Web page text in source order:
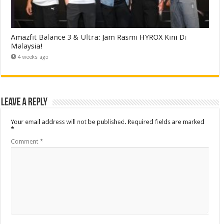
Amazfit Balance 3 & Ultra: Jam Rasmi HYROX Kini Di
Malaysia!
4 weeks ago
Leave a Reply
Your email address will not be published. Required fields are marked
*
Comment*